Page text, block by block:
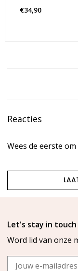
€34,90
Reacties
Wees de eerste
Let's stay in touch
Word lid van onze
Email